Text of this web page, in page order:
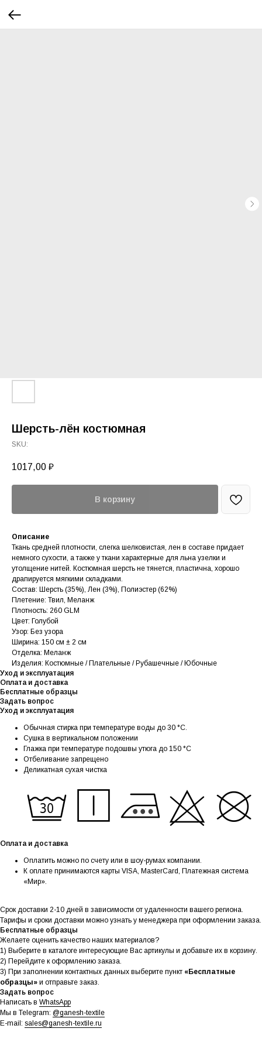
Шерсть-лён костюмная
SKU:
1017,00 ₽
В корзину
Описание
Ткань средней плотности, слегка шелковистая, лен в составе придает
немного сухости, а также у ткани характерные для льна узелки и
утолщение нитей. Костюмная шерсть не тянется, пластична, хорошо
драпируется мягкими складками.
Состав: Шерсть (35%), Лен (3%), Полиэстер (62%)
Плетение: Твил, Меланж
Плотность: 260 GLM
Цвет: Голубой
Узор: Без узора
Ширина: 150 см ± 2 см
Отделка: Меланж
Изделия: Костюмные / Плательные / Рубашечные / Юбочные
Уход и эксплуатация
Оплата и доставка
Бесплатные образцы
Задать вопрос
Уход и эксплуатация
Обычная стирка при температуре воды до 30 °C.
Сушка в вертикальном положении
Глажка при температуре подошвы утюга до 150 °C
Отбеливание запрещено
Деликатная сухая чистка
Оплата и доставка
Оплатить можно по счету или в шоу-румах компании.
К оплате принимаются карты VISA, MasterCard, Платежная система
«Мир».
Срок доставки 2-10 дней в зависимости от удаленности вашего региона.
Тарифы и сроки доставки можно узнать у менеджера при оформлении заказа.
Бесплатные образцы
Желаете оценить качество наших материалов?
1) Выберите в каталоге интересующие Вас артикулы и добавьте их в корзину.
2) Перейдите к оформлению заказа.
3) При заполнении контактных данных выберите пункт «Бесплатные
образцы» и отправьте заказ.
Задать вопрос
Написать в WhatsApp
Мы в Telegram: @ganesh-textile
E-mail: sales@ganesh-textile.ru